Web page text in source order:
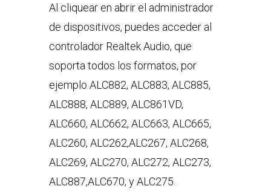
Al cliquear en abrir el administrador
de dispositivos, puedes acceder al
controlador Realtek Audio, que
soporta todos los formatos, por
ejemplo ALC882, ALC883, ALC885,
ALC888, ALC889, ALC861VD,
ALC660, ALC662, ALC663, ALC665,
ALC260, ALC262,ALC267, ALC268,
ALC269, ALC270, ALC272, ALC273,
ALC887,ALC670, y ALC275.